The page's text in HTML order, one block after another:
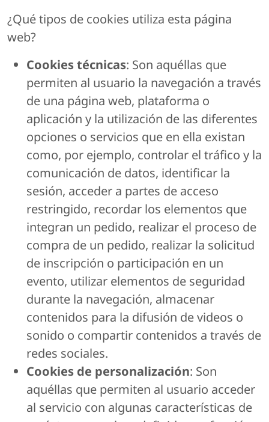
¿Qué tipos de cookies utiliza esta página
web?
Cookies técnicas: Son aquéllas que
permiten al usuario la navegación a través
de una página web, plataforma o
aplicación y la utilización de las diferentes
opciones o servicios que en ella existan
como, por ejemplo, controlar el tráfico y la
comunicación de datos, identificar la
sesión, acceder a partes de acceso
restringido, recordar los elementos que
integran un pedido, realizar el proceso de
compra de un pedido, realizar la solicitud
de inscripción o participación en un
evento, utilizar elementos de seguridad
durante la navegación, almacenar
contenidos para la difusión de videos o
sonido o compartir contenidos a través de
redes sociales.
Cookies de personalización: Son
aquéllas que permiten al usuario acceder
al servicio con algunas características de